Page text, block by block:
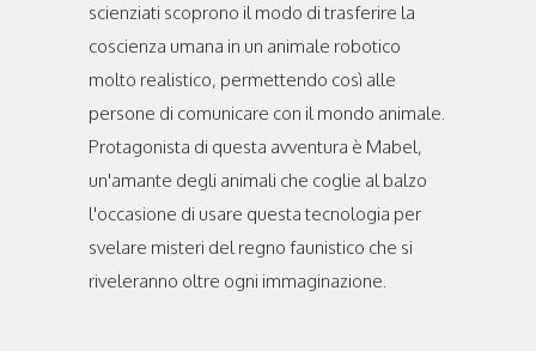
scienziati scoprono il modo di trasferire la
coscienza umana in un animale robotico
molto realistico, permettendo così alle
persone di comunicare con il mondo animale.
Protagonista di questa avventura è Mabel,
un'amante degli animali che coglie al balzo
l'occasione di usare questa tecnologia per
svelare misteri del regno faunistico che si
riveleranno oltre ogni immaginazione.